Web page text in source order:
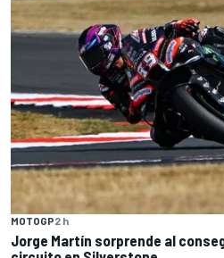
MOTOGP2 h
Jorge Martín sorprende al